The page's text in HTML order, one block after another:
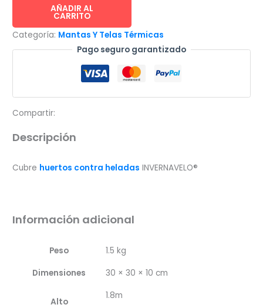
heladas
-
cantidad
AÑADIR AL
CARRITO
Categoría: Mantas Y Telas Térmicas
Pago seguro garantizado
Compartir:
Descripción
Cubre huertos contra heladas INVERNAVELO®
Información adicional
Peso
1.5 kg
Dimensiones
30 × 30 × 10 cm
Alto
1.8m